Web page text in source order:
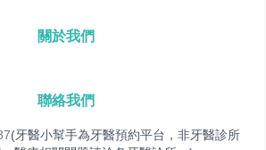
關於我們
聯絡我們
(牙醫小幫手為牙醫預約平台，非牙醫診所